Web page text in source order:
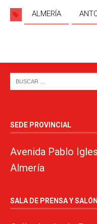
ALMERÍA
SEDE PROVINCIAL
Avenida Pablo
Almería
SALA DE PRENSA Y SALÓN